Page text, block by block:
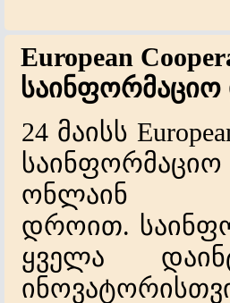
European
საინფორმაციო
24 მაისს
ონლაინ
დროით.
ყველა